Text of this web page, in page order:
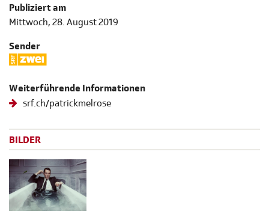
Publiziert am
Mittwoch, 28. August 2019
Sender
Weiterführende Informationen
srf.ch/patrickmelrose
BILDER